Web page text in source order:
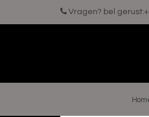
Vragen? bel